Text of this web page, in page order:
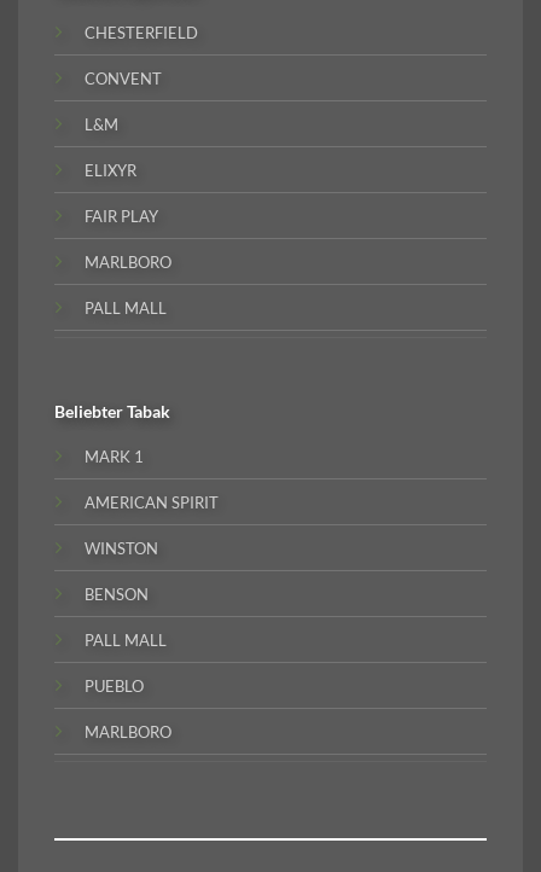
CHESTERFIELD
CONVENT
L&M
ELIXYR
FAIR PLAY
MARLBORO
PALL MALL
BeliebterTabak
MARK 1
AMERICAN SPIRIT
WINSTON
BENSON
PALL MALL
PUEBLO
MARLBORO